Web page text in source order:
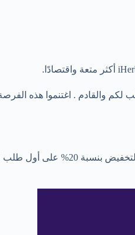
، يمكنكم الحصول على أقصى درجات